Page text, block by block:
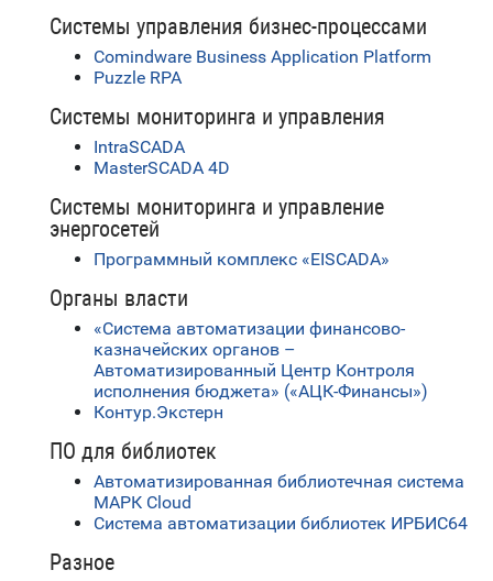
Системы управления бизнес-процессами
Comindware Business Application Platform
Puzzle RPA
Системы мониторинга и управления
IntraSCADA
MasterSCADA 4D
Системы мониторинга и управление
энергосетей
Программный комплекс «EISCADA»
Органы власти
«Система автоматизации финансово-
казначейских органов –
Автоматизированный Центр Контроля
исполнения бюджета» («АЦК-Финансы»)
Контур.Экстерн
ПО для библиотек
Автоматизированная библиотечная система
МАРК Cloud
Система автоматизации библиотек ИРБИС64
Разное